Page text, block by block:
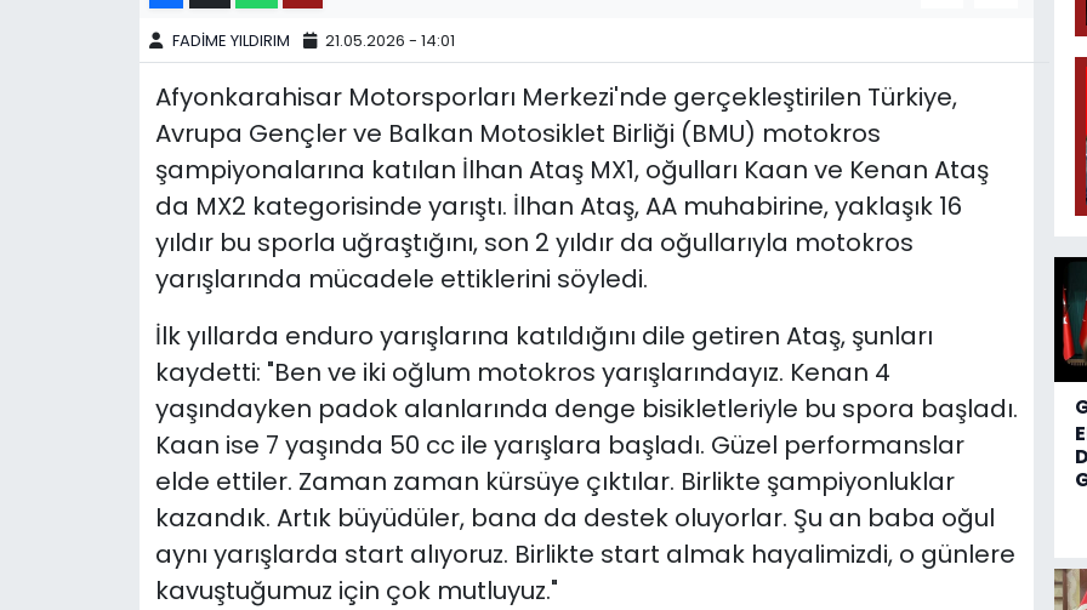
FADİME YILDIRIM 21.05.2026 - 14:01
Afyonkarahisar Motorsporları Merkezi'nde gerçekleştirilen Türkiye,
Avrupa Gençler ve Balkan Motosiklet Birliği (BMU) motokros
şampiyonalarına katılan İlhan Ataş MX1, oğulları Kaan ve Kenan Ataş
da MX2 kategorisinde yarıştı. İlhan Ataş, AA muhabirine, yaklaşık 16
yıldır bu sporla uğraştığını, son 2 yıldır da oğullarıyla motokros
yarışlarında mücadele ettiklerini söyledi.
İlk yıllarda enduro yarışlarına katıldığını dile getiren Ataş, şunları
kaydetti: "Ben ve iki oğlum motokros yarışlarındayız. Kenan 4
yaşındayken padok alanlarında denge bisikletleriyle bu spora başladı.
Kaan ise 7 yaşında 50 cc ile yarışlara başladı. Güzel performanslar
elde ettiler. Zaman zaman kürsüye çıktılar. Birlikte şampiyonluklar
kazandık. Artık büyüdüler, bana da destek oluyorlar. Şu an baba oğul
aynı yarışlarda start alıyoruz. Birlikte start almak hayalimizdi, o günlere
kavuştuğumuz için çok mutluyuz."